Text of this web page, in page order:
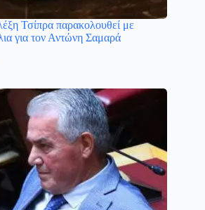
Τσίπρα παρακολουθεί με
για τον Αντώνη Σαμαρά